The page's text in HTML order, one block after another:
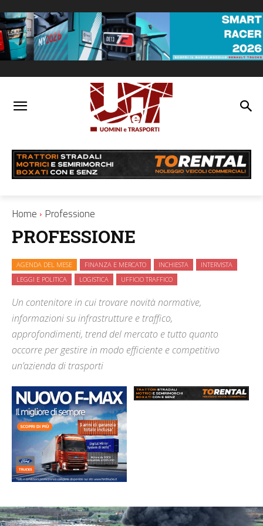
Home Professione
PROFESSIONE
AGENDA DEL MESE FINANZA E MERCATO INCHIESTA
INTERVISTA
LEGGI E POLITICA
LOGISTICA UFFICIO TRAFFICO
Un contenitore in cui trovare novità normative,
informazioni su infrastrutture e traffico,
approfondimenti, trend del mercato e tutto quanto
occorre per gestire in modo efficiente e competitivo
un’azienda di trasporti